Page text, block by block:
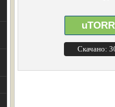
Скачано: